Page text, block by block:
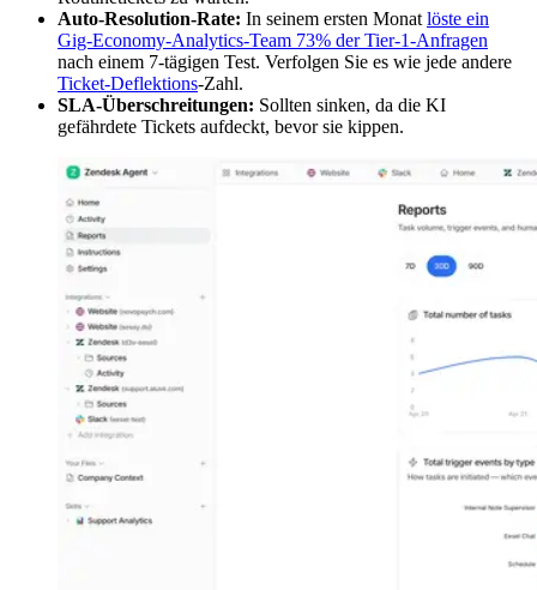
Auto-Resolution-Rate: In seinem ersten Monat löste ein
Gig-Economy-Analytics-Team 73% der Tier-1-Anfragen
nach einem 7-tägigen Test. Verfolgen Sie es wie jede andere
Ticket-Deflektions-Zahl.
SLA-Überschreitungen: Sollten sinken, da die KI
gefährdete Tickets aufdeckt, bevor sie kippen.